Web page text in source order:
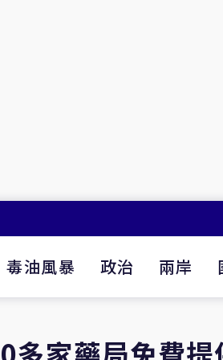
毒油風暴 政治 兩岸